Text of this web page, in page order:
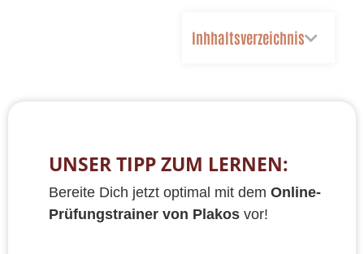
Inhhaltsverzeichnis
UNSER TIPP ZUM LERNEN:
Bereite Dich jetzt optimal mit dem Online-
Prüfungstrainer von Plakos vor!